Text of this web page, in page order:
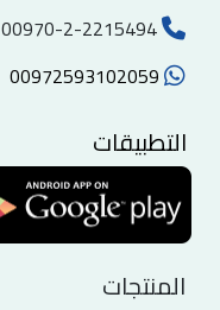
التطبيقات
المنتجات